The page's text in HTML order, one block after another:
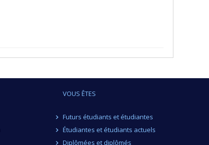
VOUS ÊTES
Futurs étudiants et étudiantes
Étudiantes et étudiants actuels
Diplômées et diplômés